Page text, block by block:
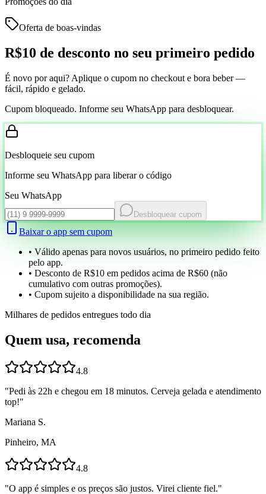
Oferta de boas-vindas
R$10 de desconto no seu primeiro pedido
É novo por aqui? Aplique o cupom no checkout e bora beber —
fácil, rápido e gelado.
Cupom bloqueado. Informe seu WhatsApp para desbloquear.
Desbloqueie seu cupom
Informe seu WhatsApp para liberar o código
Seu WhatsApp
Desbloquear cupom
Baixar o app sem cupom
• Válido apenas para novos usuários, no primeiro pedido feito
pelo app.
• Desconto de R$10 em pedidos acima de R$60 (não
cumulativo com outras promoções).
• Cupom sujeito a disponibilidade na sua região.
Milhares de pedidos entregues todo dia
Quem usa, recomenda
4.8
"Pedi às 22h e chegou em 18 minutos. Cerveja gelada e atendimento
top!"
Mariana S.
Pinheiro, MA
4.8
"O app é simples e os preços são justos. Virei cliente fiel."